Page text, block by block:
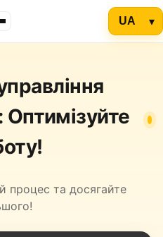
процес та досягайте